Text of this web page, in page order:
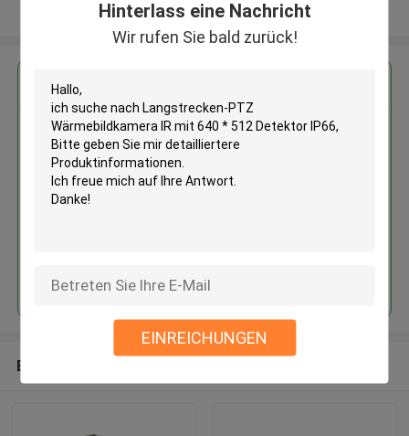
Hinterlass eine Nachricht
Wir rufen Sie bald zurück!
EINREICHUNGEN
Sehen Sie mehr an
Erhalten Sie den besten Preis für
Langstrecken-PTZ
Wärmebildkamera IR mit 640 *
512 Detektor IP66
Empfohlene Produkte